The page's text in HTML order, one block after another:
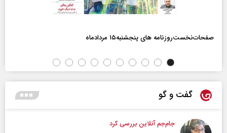
صفحات‌نخست‌روزنامه ها‌ی پنجشنبه‌۱۵ مردادماه
گفت و گو
جام‌جم آنلاین بررسی کرد